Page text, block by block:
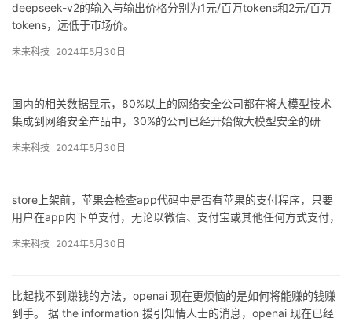
诸多buff加持下的open-sora 1.1成为视频处理与生成的“斜杠青年”，
能够同时处理分辨率、帧长度和宽高比等各种视频属性。
总结来看，就是底层基础设施催生系统型平台，而底层基础设施成
熟后催生巨型应用和应用型平台，应用型平台催生新的工种。
ai的计算模式是gpu提供算力，大模型提供智能，程序员负责缝合，
deepseek-v2的输入与输出价格分别为1元/百万tokens和2元/百万
tokens，远低于市场价。
tokens。
当然，云计算厂商并非唯一的参与者。
纵观历史可以发现，当年移动互联网的大规模普及，也是建立在基
础设施降本之上的。
未来科技 2024年5月30日
国内的相关数据显示，80%以上的网络安全公司都在将大模型技术
集成到网络安全产品中，30%的公司已经开始做大模型安全的研
▍黑客盯上大模型
安全风险，模型的参数数据、模型对人类的攻击性，不可解释性、
黑箱等，以及可控性、可信性、边界等问题。
未来科技 2024年5月30日
store上架前，苹果会检查app代码中是否有苹果的支付程序，只要
用户在app内下单支付，无论以微信、支付宝或其他任何方式支付，
不过钟晓磊认为，一方面是2023年同期苹果出货量偏高，受2022年
苹果封闭生态的争议自app。
未来科技 2024年5月30日
比起找不到赚钱的方法，openai 现在更烦恼的是如何将能赚的钱赚
到手。 据 the information 援引知情人士的消息，openai 现在已经